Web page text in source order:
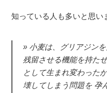
知っている人も多いと思い
小麦は、グリアジン
残留させる機能を持た
として生まれ変わった
壊してしまう問題を 孕